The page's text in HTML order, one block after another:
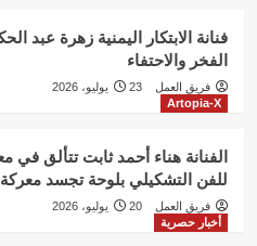
فنانة الابتكار اليمنية زهرة عبد
الفخر والاحتفاء
فريق العمل
23 يوليو، 2026
Artopia-X
الفنانة هناء أحمد ثابت تتألق في
للفن التشكيلي بلوحة تجسد
فريق العمل
20 يوليو، 2026
أخبار حصرية